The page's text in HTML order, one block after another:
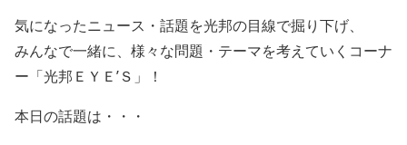
気になったニュース・話題を光邦の目線で掘り下げ、
みんなで一緒に、様々な問題・テーマを考えていくコーナ
ー「光邦ＥＹＥ’Ｓ」！
本日の話題は・・・